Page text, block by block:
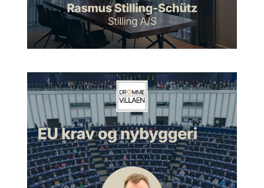
Morten:Ja. Kan du være mere konkret om det? Altså, hvad
var det for et projekt, som du så tænker på? Hvad var det for
en forskel, det gjorde for den kunde, som I havde i butikken
der?
god handske, som bare passer helt perfekt på hånden, eller
et godt jakkesæt eller et eller andet, man føler sig enormt godt
tilpas i, uden at man nogle gange lægger mærke til, hvor godt
det er. Det er bare fantastisk at kunne bidrage med i sin
faglighed til folk på den måde.
Fra skitse til myndighedsprojekt
Morten:Ja, men det kan jeg godt forstå. Det hænger jo også
lidt sammen med det her tema, vi skal tale om i dag, fra skitse